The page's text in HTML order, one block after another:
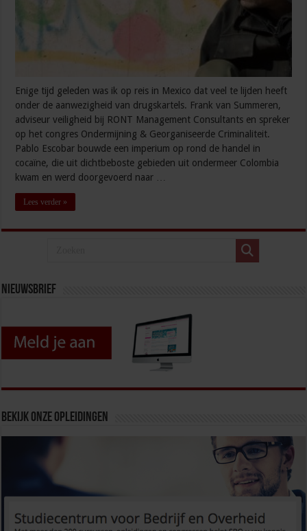
Enige tijd geleden was ik op reis in Mexico dat veel te lijden heeft
onder de aanwezigheid van drugskartels. Frank van Summeren,
adviseur veiligheid bij RONT Management Consultants en spreker
op het congres Ondermijning & Georganiseerde Criminaliteit.
Pablo Escobar bouwde een imperium op rond de handel in
cocaïne, die uit dichtbeboste gebieden uit ondermeer Colombia
kwam en werd doorgevoerd naar …
Lees verder »
Nieuwsbrief
Bekijk onze opleidingen